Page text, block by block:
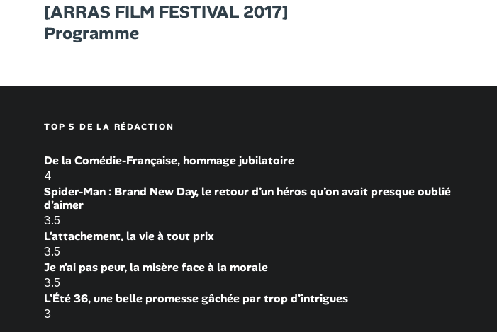
[ARRAS FILM FESTIVAL 2017]
Programme
TOP 5 DE LA RÉDACTION
De la Comédie-Française, hommage jubilatoire
4
Spider-Man : Brand New Day, le retour d’un héros qu’on avait presque oublié
d’aimer
3.5
L’attachement, la vie à tout prix
3.5
Je n’ai pas peur, la misère face à la morale
3.5
L’Été 36, une belle promesse gâchée par trop d’intrigues
3